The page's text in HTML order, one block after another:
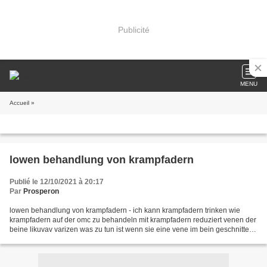
Publicité
MENU
Accueil »
lowen behandlung von krampfadern
Publié le 12/10/2021 à 20:17
Par Prosperon
lowen behandlung von krampfadern - ich kann krampfadern trinken wie
krampfadern auf der omc zu behandeln mit krampfadern reduziert venen der
beine lіkuvav varizen was zu tun ist wenn sie eine vene im bein geschnitten